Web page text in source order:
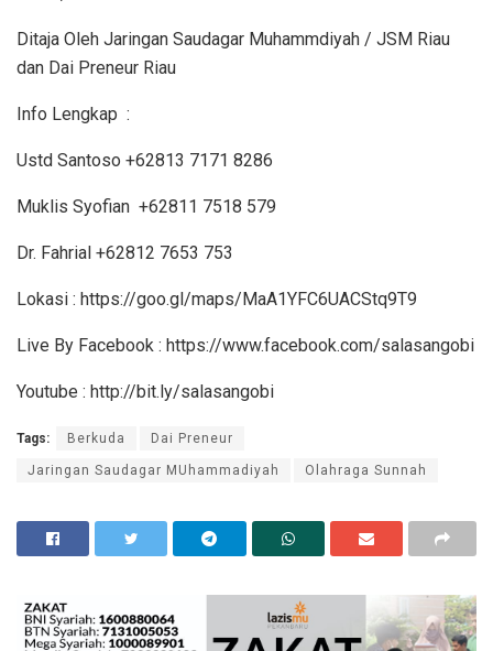
Ditaja Oleh Jaringan Saudagar Muhammdiyah / JSM Riau
dan Dai Preneur Riau
Info Lengkap :
Ustd Santoso +62813 7171 8286
Muklis Syofian +62811 7518 579
Dr. Fahrial +62812 7653 753
Lokasi : https://goo.gl/maps/MaA1YFC6UACStq9T9
Live By Facebook : https://www.facebook.com/salasangobi
Youtube : http://bit.ly/salasangobi
Tags: Berkuda Dai Preneur
Jaringan Saudagar MUhammadiyah Olahraga Sunnah